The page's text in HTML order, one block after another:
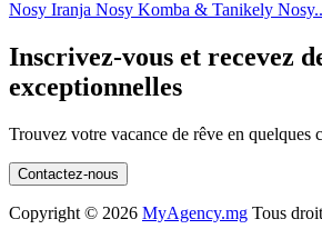
Nosy Iranja Nosy Komba & Tanikely
Inscrivez-vous et recevez
exceptionnelles
Trouvez votre vacance de rêve en quelques
Contactez-nous
Copyright © 2026 MyAgency.mg Tous